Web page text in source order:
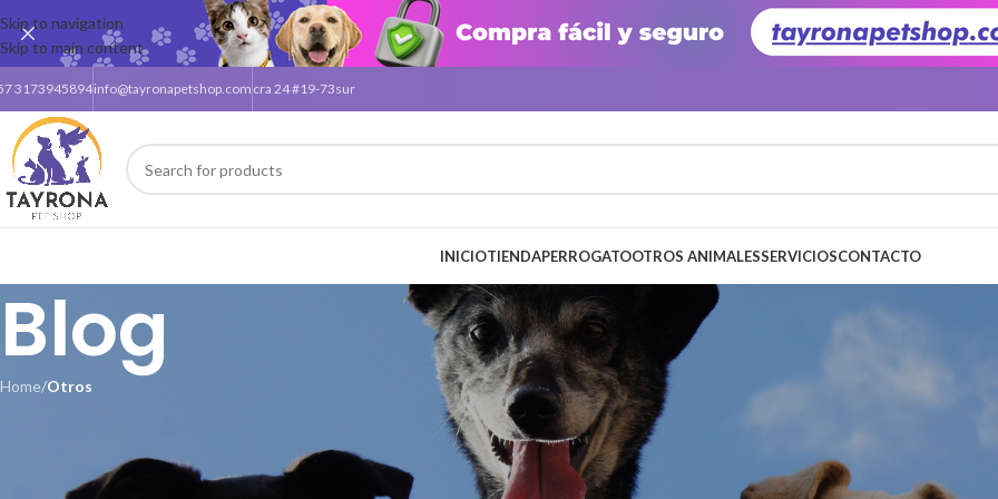
Skip to navigation
Skip to main content
3173945894info@tayronapetshop.com cra 24 #19-73sur
INICIOTIENDAPERROGATOOTROS ANIMALESSERVICIOSCONTACTO
Blog
Home/Otros